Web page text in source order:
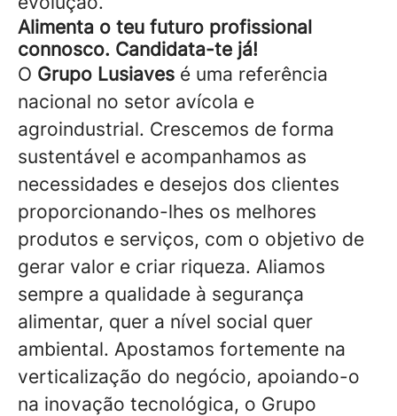
Alimenta o teu futuro profissional
connosco. Candidata-te já!
O Grupo Lusiaves é uma referência
nacional no setor avícola e
agroindustrial. Crescemos de forma
sustentável e acompanhamos as
necessidades e desejos dos clientes
proporcionando-lhes os melhores
produtos e serviços, com o objetivo de
gerar valor e criar riqueza. Aliamos
sempre a qualidade à segurança
alimentar, quer a nível social quer
ambiental. Apostamos fortemente na
verticalização do negócio, apoiando-o
na inovação tecnológica, o Grupo